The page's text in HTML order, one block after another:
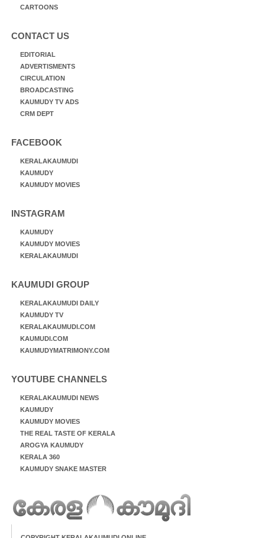
CARTOONS
CONTACT US
EDITORIAL
ADVERTISMENTS
CIRCULATION
BROADCASTING
KAUMUDY TV ADS
CRM DEPT
FACEBOOK
KERALAKAUMUDI
KAUMUDY
KAUMUDY MOVIES
INSTAGRAM
KAUMUDY
KAUMUDY MOVIES
KERALAKAUMUDI
KAUMUDI GROUP
KERALAKAUMUDI DAILY
KAUMUDY TV
KERALAKAUMUDI.COM
KAUMUDI.COM
KAUMUDYMATRIMONY.COM
YOUTUBE CHANNELS
KERALAKAUMUDI NEWS
KAUMUDY
KAUMUDY MOVIES
THE REAL TASTE OF KERALA
AROGYA KAUMUDY
KERALA 360
KAUMUDY SNAKE MASTER